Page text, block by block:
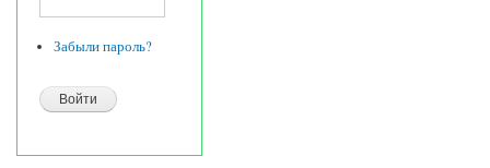
Забыли пароль?